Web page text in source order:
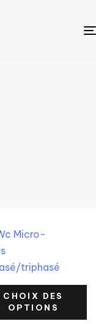
CHOIX DES
OPTIONS